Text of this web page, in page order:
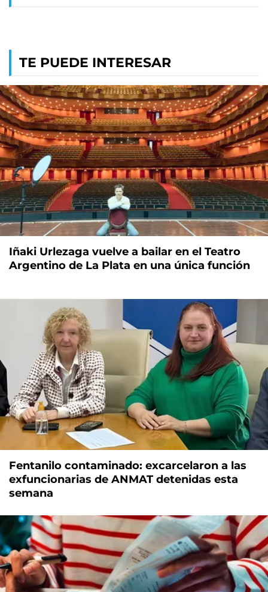
TE PUEDE INTERESAR
Iñaki Urlezaga vuelve a bailar en el Teatro
Argentino de La Plata en una única función
Fentanilo contaminado: excarcelaron a las
exfuncionarias de ANMAT detenidas esta
semana